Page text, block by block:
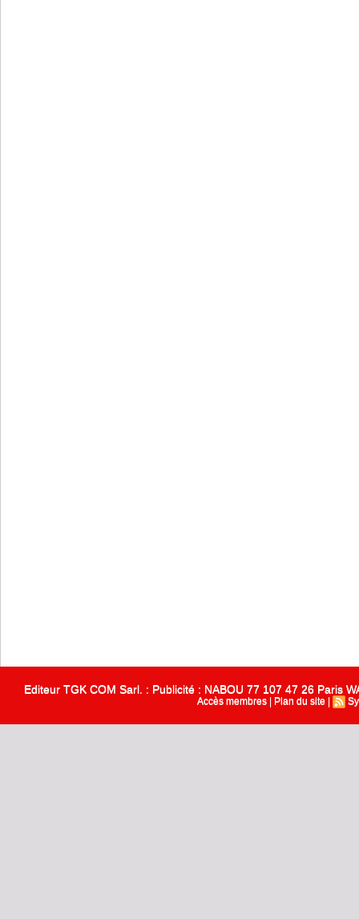
Editeur TGK COM Sarl. : Publicité : NABOU 77 107 47 26 Paris
Accès membres Plan du site